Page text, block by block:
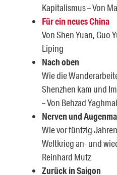
Kapitalismus – Von
Für ein neues China
Von Shen Yuan, Guo
Liping
Nach oben
Wie die
Shenzhen kam und
– Von Behzad
Nerven und
Wie vor fünfzig
Weltkrieg an- und
Reinhard Mutz
Zurück in Saigon